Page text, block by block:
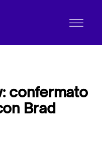
confermato
Brad